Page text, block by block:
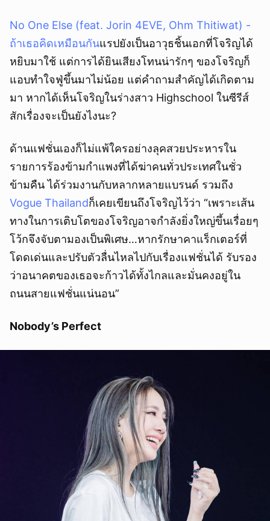
No One Else (feat. Jorin 4EVE, Ohm Thitiwat) -
ถ้าเธอคิดเหมือนกันแรปยังเป็นอาวุธชิ้นเอกที่โจริญได้
หยิบมาใช้ แต่การได้ยินเสียงโทนน่ารักๆ ของโจริญก็
แอบทำใจฟู่ขึ้นมาไม่น้อย แต่คำถามสำคัญได้เกิดตาม
มา หากได้เห็นโจริญในร่างสาว Highschool ในซีรีส์
สักเรื่องจะเป็นยังไงนะ?
ด้านแฟชั่นเองก็ไม่แพ้ใครอย่างลุคสวยประหารใน
รายการร้องข้ามกำแพงที่ได้ฆ่าคนทั่วประเทศในชั่ว
ข้ามคืน ได้ร่วมงานกับหลากหลายแบรนด์ รวมถึง
Vogue Thailandก็เคยเขียนถึงโจริญไว้ว่า “เพราะเส้น
ทางในการเติบโตของโจริญอาจกำลังยิ่งใหญ่ขึ้นเรื่อยๆ
โว้กจึงจับตามองเป็นพิเศษ…หากรักษาคาแร็กเตอร์ที่
โดดเด่นและปรับตัวลื่นไหลไปกับเรื่องแฟชั่นได้ รับรอง
ว่าอนาคตของเธอจะก้าวได้ทั้งไกลและมั่นคงอยู่ใน
ถนนสายแฟชั่นแน่นอน”
Nobody’s Perfect